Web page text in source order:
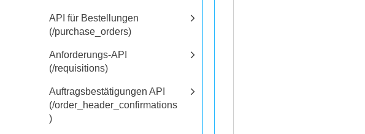
API für Bestellungen
(/purchase_orders)
Anforderungs-API
(/requisitions)
Auftragsbestätigungen API
(/order_header_confirmations
)